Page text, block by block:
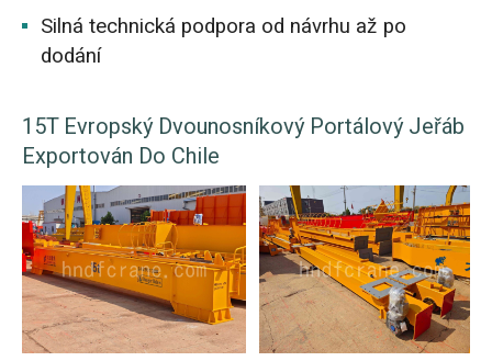
Silná technická podpora od návrhu až po
dodání
15T Evropský Dvounosníkový Portálový Jeřáb
Exportován Do Chile